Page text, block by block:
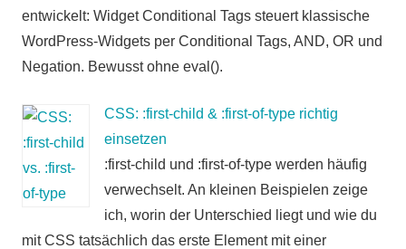
entwickelt: Widget Conditional Tags steuert klassische
WordPress-Widgets per Conditional Tags, AND, OR und
Negation. Bewusst ohne eval().
CSS: :first-child & :first-of-type richtig
einsetzen
:first-child und :first-of-type werden häufig
verwechselt. An kleinen Beispielen zeige
ich, worin der Unterschied liegt und wie du
mit CSS tatsächlich das erste Element mit einer